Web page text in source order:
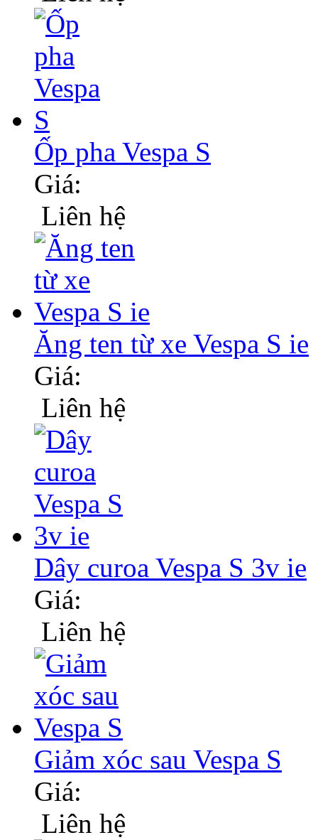
Ốp pha Vespa S
Giá:
Liên hệ
Ăng ten từ xe Vespa S ie
Giá:
Liên hệ
Dây curoa Vespa S 3v ie
Giá:
Liên hệ
Giảm xóc sau Vespa S
Giá:
Liên hệ